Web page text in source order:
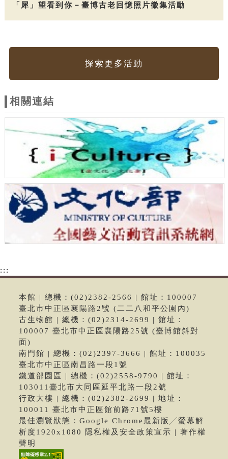
「犀」望看到你－臺博古老回憶照片徵集活動
探索更多活動
相關連結
:::
本館 | 總機：(02)2382-2566 | 館址：100007
臺北市中正區襄陽路2號 (二二八和平公園內)
古生物館 | 總機：(02)2314-2699 | 館址：
100007 臺北市中正區襄陽路25號 (臺博館斜對
面)
南門館 | 總機：(02)2397-3666 | 館址：100035
臺北市中正區南昌路一段1號
鐵道部園區 | 總機：(02)2558-9790 | 館址：
103011臺北市大同區延平北路一段2號
行政大樓 | 總機：(02)2382-2699 | 地址：
100011 臺北市中正區館前路71號5樓
最佳瀏覽狀態：Google Chrome最新版╱螢幕解
析度1920x1080 隱私權及安全政策宣示 | 著作權
聲明